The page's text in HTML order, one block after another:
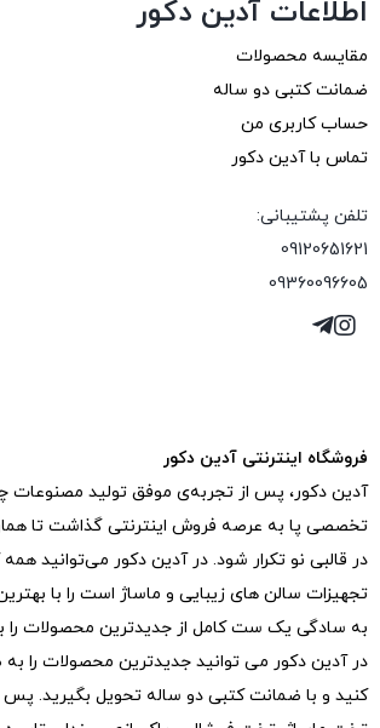
اطلاعات آدین دکور
مقایسه محصولات
ضمانت کتبی دو ساله
حساب کاربری من
تماس با آدین دکور
تلفن پشتیبانی:
09120651621
09360096605
فروشگاه اینترنتی آدین دکور
آدین دکور، پس از تجربه‌ی موفق تولید
تخصصی پا به عرصه فروش اینترنتی گذاشت تا
در قالبی نو تکرار شود. در آدین دکور می‌توانید
تجهیزات سالن های زیبایی و ماساژ است را با
به سادگی یک ست کامل از جدیدترین‌ محصولات را
در آدین دکور می توانید جدیدترین محصولات را
کنید و با ضمانت کتبی دو ساله تحویل بگیرید. پس